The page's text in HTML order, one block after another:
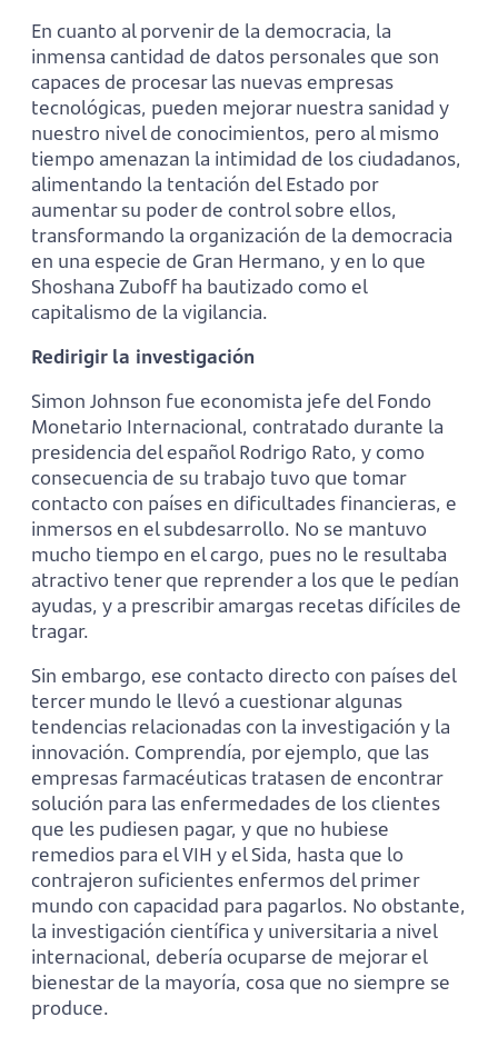
En cuanto al porvenir de la democracia, la
inmensa cantidad de datos personales que son
capaces de procesar las nuevas empresas
tecnológicas, pueden mejorar nuestra sanidad y
nuestro nivel de conocimientos, pero al mismo
tiempo amenazan la intimidad de los ciudadanos,
alimentando la tentación del Estado por
aumentar su poder de control sobre ellos,
transformando la organización de la democracia
en una especie de Gran Hermano, y en lo que
Shoshana Zuboff ha bautizado como el
capitalismo de la vigilancia.
Redirigir la investigación
Simon Johnson fue economista jefe del Fondo
Monetario Internacional, contratado durante la
presidencia del español Rodrigo Rato, y como
consecuencia de su trabajo tuvo que tomar
contacto con países en dificultades financieras, e
inmersos en el subdesarrollo. No se mantuvo
mucho tiempo en el cargo, pues no le resultaba
atractivo tener que reprender a los que le pedían
ayudas, y a prescribir amargas recetas difíciles de
tragar.
Sin embargo, ese contacto directo con países del
tercer mundo le llevó a cuestionar algunas
tendencias relacionadas con la investigación y la
innovación. Comprendía, por ejemplo, que las
empresas farmacéuticas tratasen de encontrar
solución para las enfermedades de los clientes
que les pudiesen pagar, y que no hubiese
remedios para el VIH y el Sida, hasta que lo
contrajeron suficientes enfermos del primer
mundo con capacidad para pagarlos. No obstante,
la investigación científica y universitaria a nivel
internacional, debería ocuparse de mejorar el
bienestar de la mayoría, cosa que no siempre se
produce.